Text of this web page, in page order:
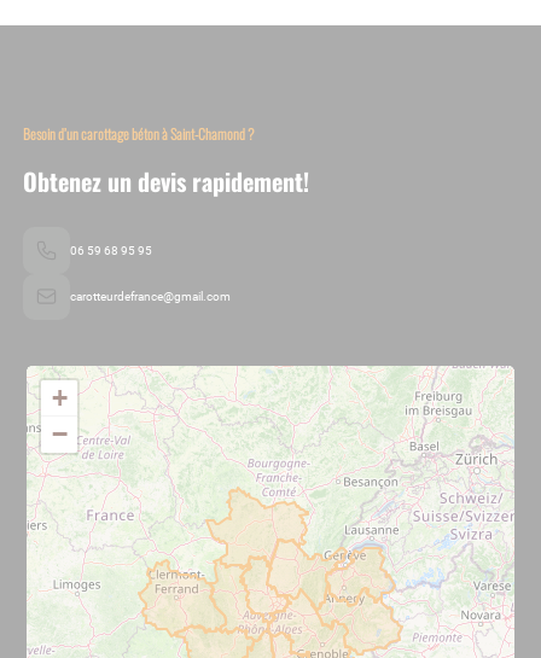
Besoin d’un carottage béton à Saint-Chamond ?
Obtenez un devis rapidement!
06 59 68 95 95
carotteurdefrance@gmail.com
+
−